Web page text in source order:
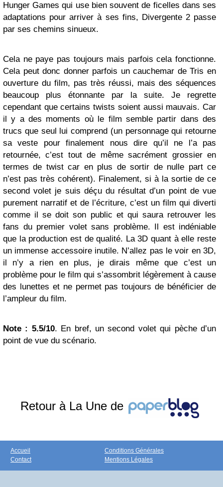
Hunger Games qui use bien souvent de ficelles dans ses
adaptations pour arriver à ses fins, Divergente 2 passe
par ses chemins sinueux.
Cela ne paye pas toujours mais parfois cela fonctionne.
Cela peut donc donner parfois un cauchemar de Tris en
ouverture du film, pas très réussi, mais des séquences
beaucoup plus étonnante par la suite. Je regrette
cependant que certains twists soient aussi mauvais. Car
il y a des moments où le film semble partir dans des
trucs que seul lui comprend (un personnage qui retourne
sa veste pour finalement nous dire qu’il ne l’a pas
retournée, c’est tout de même sacrément grossier en
termes de twist car en plus de sortir de nulle part ce
n’est pas très cohérent). Finalement, si à la sortie de ce
second volet je suis déçu du résultat d’un point de vue
purement narratif et de l’écriture, c’est un film qui diverti
comme il se doit son public et qui saura retrouver les
fans du premier volet sans problème. Il est indéniable
que la production est de qualité. La 3D quant à elle reste
un immense accessoire inutile. N’allez pas le voir en 3D,
il n’y a rien en plus, je dirais même que c’est un
problème pour le film qui s’assombrit légèrement à cause
des lunettes et ne permet pas toujours de bénéficier de
l’ampleur du film.
Note : 5.5/10. En bref, un second volet qui pèche d’un
point de vue du scénario.
Retour à La Une de
Accueil
Contact
Conditions Générales
Mentions Légales